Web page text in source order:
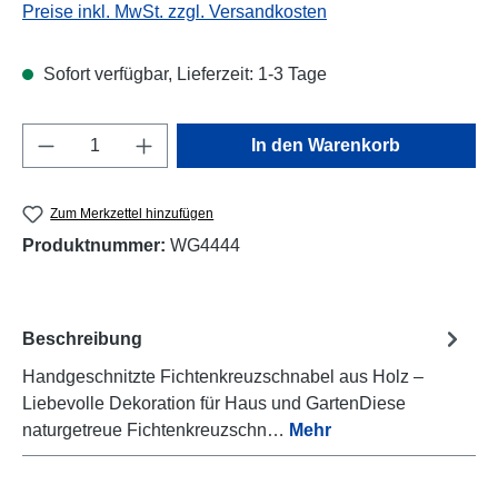
Preise inkl. MwSt. zzgl. Versandkosten
Sofort verfügbar, Lieferzeit: 1-3 Tage
Produkt Anzahl: Gib den gewünschten
In den Warenkorb
Zum Merkzettel hinzufügen
Produktnummer: WG4444
Beschreibung
Handgeschnitzte Fichtenkreuzschnabel aus Holz –
Liebevolle Dekoration für Haus und GartenDiese
naturgetreue Fichtenkreuzschn… Mehr